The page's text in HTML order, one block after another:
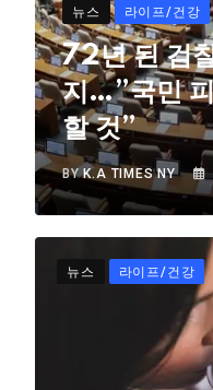
뉴스 라이프/건강
72년 된 검
지…”국민
할 것”
BYK.A TIMES NY
뉴스 라이프/건강